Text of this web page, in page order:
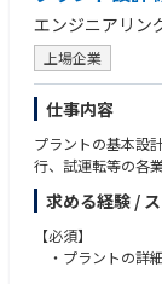
【本ポジションの
プロパティマネジ
ムは、
当社が保有・管理
今回募集するのは
ー（課長）のポジ
エンジニアリン
上場企業
仕事内容
プラントの基本設
行、試運転等の各
求める経験 /
【必須】
・プラントの詳